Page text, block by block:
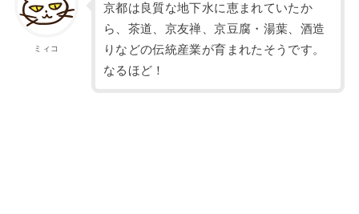
ミィコ
京都は良質な地下水に恵まれていたか
ら、茶道、京友禅、京豆腐・湯葉、酒造
りなどの伝統産業が育まれたそうです。
なるほど！